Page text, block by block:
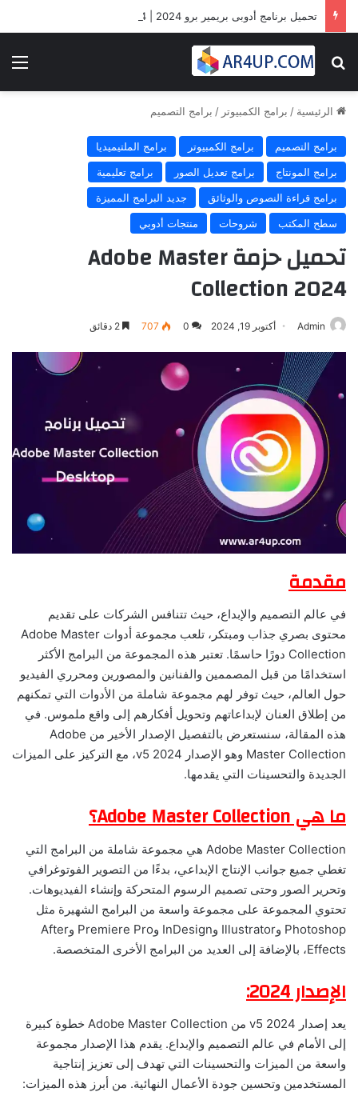
بحث عن
الرئيسية / برامج الكمبيوتر / برامج التصميم
برامج التصميم برامج الكمبيوتر
برامج الملتيميديا
برامج المونتاج
برامج تعديل الصور
برامج تعليمية
برامج قراءة النصوص والوثائق
جديد البرامج المميزة
سطح المكتب
شروحات منتجات أدوبي
تحميل حزمة Adobe Master
Collection 2024
Admin أكتوبر 19, 2024 0
707
مقدمة
في عالم التصميم والإبداع، حيث تتنافس الشركات على تقديم
محتوى بصري جذاب ومبتكر، تلعب مجموعة أدوات Adobe Master
Collection دورًا حاسمًا. تعتبر هذه المجموعة من البرامج الأكثر
استخدامًا من قبل المصممين والفنانين والمصورين ومحرري الفيديو
حول العالم، حيث توفر لهم مجموعة شاملة من الأدوات التي تمكنهم
من إطلاق العنان لإبداعاتهم وتحويل أفكارهم إلى واقع ملموس. في
هذه المقالة، سنستعرض بالتفصيل الإصدار الأخير من Adobe
Master Collection وهو الإصدار 2024 v5، مع التركيز على الميزات
الجديدة والتحسينات التي يقدمها.
ما هي Adobe Master Collection؟
Adobe Master Collection هي مجموعة شاملة من البرامج التي
تغطي جميع جوانب الإنتاج الإبداعي، بدءًا من التصوير الفوتوغرافي
وتحرير الصور وحتى تصميم الرسوم المتحركة وإنشاء الفيديوهات.
تحتوي المجموعة على مجموعة واسعة من البرامج الشهيرة مثل
Photoshop وIllustrator وInDesign وPremiere Pro وAfter
Effects، بالإضافة إلى العديد من البرامج الأخرى المتخصصة.
الإصدار 2024:
يعد إصدار 2024 v5 من Adobe Master Collection خطوة كبيرة
إلى الأمام في عالم التصميم والإبداع. يقدم هذا الإصدار مجموعة
واسعة من الميزات والتحسينات التي تهدف إلى تعزيز إنتاجية
المستخدمين وتحسين جودة الأعمال النهائية. من أبرز هذه الميزات: